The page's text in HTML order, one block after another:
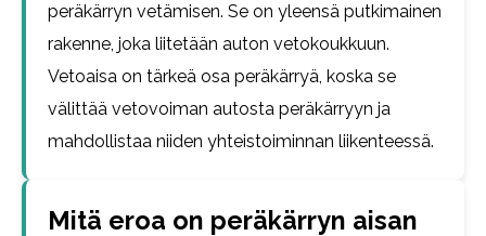
peräkärryn vetämisen. Se on yleensä putkimainen
rakenne, joka liitetään auton vetokoukkuun.
Vetoaisa on tärkeä osa peräkärryä, koska se
välittää vetovoiman autosta peräkärryyn ja
mahdollistaa niiden yhteistoiminnan liikenteessä.
Mitä eroa on peräkärryn aisan